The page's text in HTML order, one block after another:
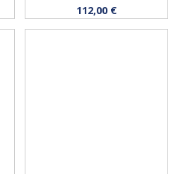
Acheter
112,00 €